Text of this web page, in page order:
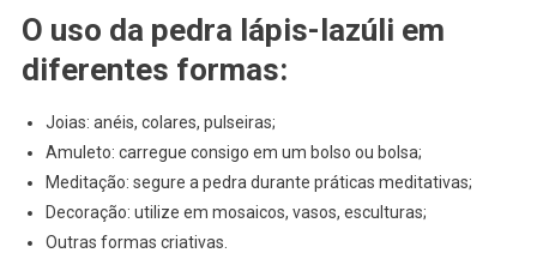
O uso da pedra lápis-lazúli em
diferentes formas:
Joias: anéis, colares, pulseiras;
Amuleto: carregue consigo em um bolso ou bolsa;
Meditação: segure a pedra durante práticas meditativas;
Decoração: utilize em mosaicos, vasos, esculturas;
Outras formas criativas.